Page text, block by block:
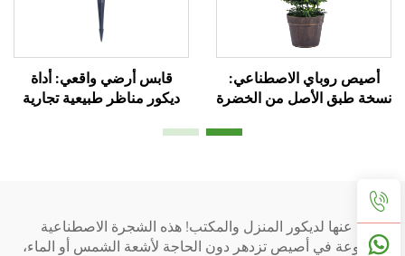
أصيص روباي الاصطناعي:
نسخة طبق الأصل من الخضرة
قابس أرضي واقعي: أداة
ديكور مناظر طبيعية تجارية
لا غنى عنها لديكور المنزل والمكتب! هذه الشجرة الاصطناعية
المزروعة في أصيص تزدهر دون الحاجة لأشعة الشمس أو الماء،